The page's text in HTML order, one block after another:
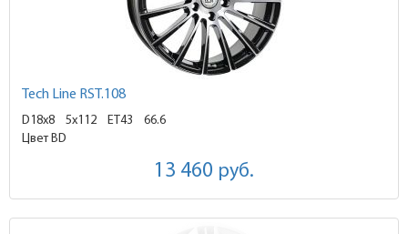
Tech Line RST.108
D18x8 5x112 ET43
66.6
Цвет BD
13 460 руб.